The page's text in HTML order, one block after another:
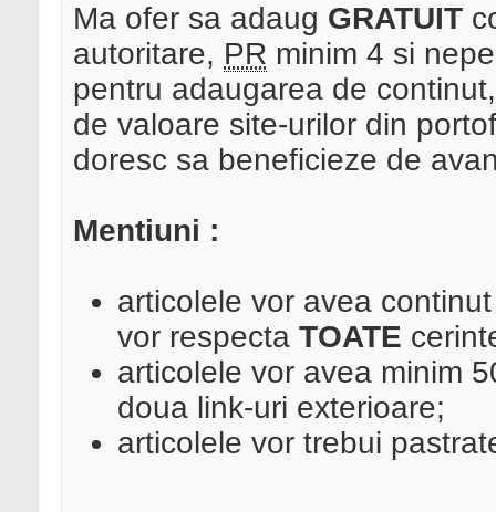
Ma ofer sa adaug GRATUIT
autoritare, PR minim 4 si
pentru adaugarea de
de valoare site-urilor din
doresc sa beneficieze de
Mentiuni :
articolele vor avea
vor respecta TOATE
articolele vor avea minim
doua link-uri exterioare;
articolele vor trebui